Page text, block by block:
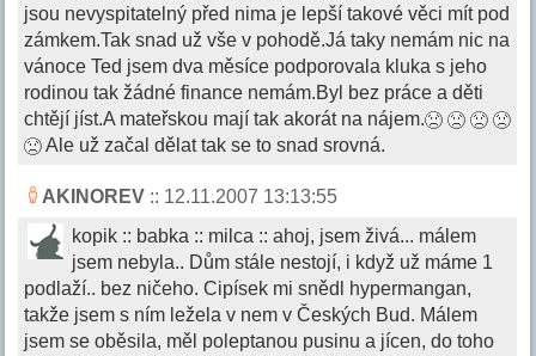
jsou nevyspitatelný před nima je lepší takové věci mít pod
zámkem.Tak snad už vše v pohodě.Já taky nemám nic na
vánoce Ted jsem dva měsíce podporovala kluka s jeho
rodinou tak žádné finance nemám.Byl bez práce a děti
chtějí jíst.A mateřskou mají tak akorát na nájem.
Ale už začal dělat tak se to snad srovná.
AKINOREV :: 12.11.2007 13:13:55
kopik :: babka :: milca :: ahoj, jsem živá... málem
jsem nebyla.. Dům stále nestojí, i když už máme 1
podlaží.. bez ničeho. Cipísek mi snědl hypermangan,
takže jsem s ním ležela v nem v Českých Bud. Málem
jsem se oběsila, měl poleptanou pusinu a jícen, do toho